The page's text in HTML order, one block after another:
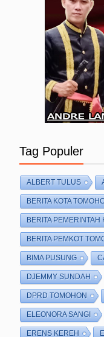
Tag Populer
ALBERT TULUS
BERITA KOTA
BERITA PEMERINTAH
BERITA PEMKOT
BIMA PUSUNG
DJEMMY SUNDAH
DPRD TOMOHON
ELEONORA SANGI
ERENS KEREH